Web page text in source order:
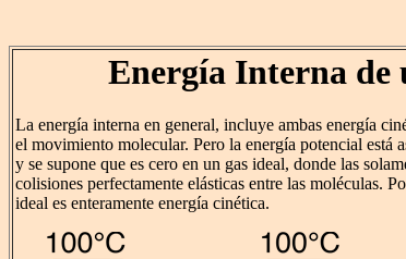
Energía Interna de
La energía interna en general, incluye ambas energía
el movimiento molecular. Pero la energía potencial está
y se supone que es cero en un gas ideal, donde las
colisiones perfectamente elásticas entre las moléculas.
ideal es enteramente energía cinética.